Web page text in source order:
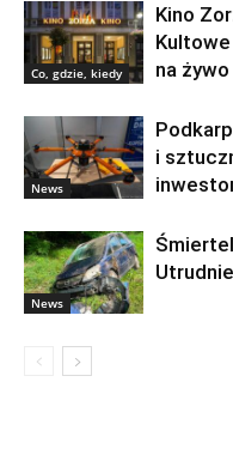
Co, gdzie, kiedy
Kino
na żywo
News
i
News